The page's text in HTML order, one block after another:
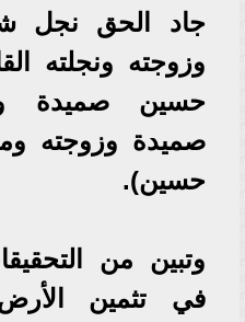
جاد الحق نجل
وزوجته ونجلته
حسين صميدة
صميدة وزوجته
حسين).
وتبين من
في تثمين